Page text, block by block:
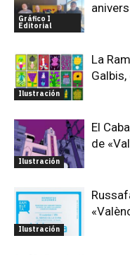
Gráfico I
Editorial
Ilustración
La
Ilustración
El
de
Ilustración